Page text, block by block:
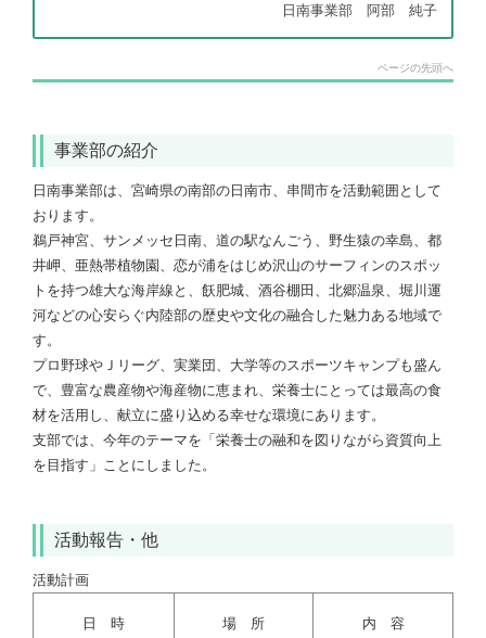
日南事業部 阿部 純子
ページの先頭へ
事業部の紹介
日南事業部は、宮崎県の南部の日南市、串間市を活動範囲として
おります。
鵜戸神宮、サンメッセ日南、道の駅なんごう、野生猿の幸島、都
井岬、亜熱帯植物園、恋が浦をはじめ沢山のサーフィンのスポッ
トを持つ雄大な海岸線と、飫肥城、酒谷棚田、北郷温泉、堀川運
河などの心安らぐ内陸部の歴史や文化の融合した魅力ある地域で
す。
プロ野球やＪリーグ、実業団、大学等のスポーツキャンプも盛ん
で、豊富な農産物や海産物に恵まれ、栄養士にとっては最高の食
材を活用し、献立に盛り込める幸せな環境にあります。
支部では、今年のテーマを「栄養士の融和を図りながら資質向上
を目指す」ことにしました。
活動報告・他
活動計画
日 時 場 所 内 容